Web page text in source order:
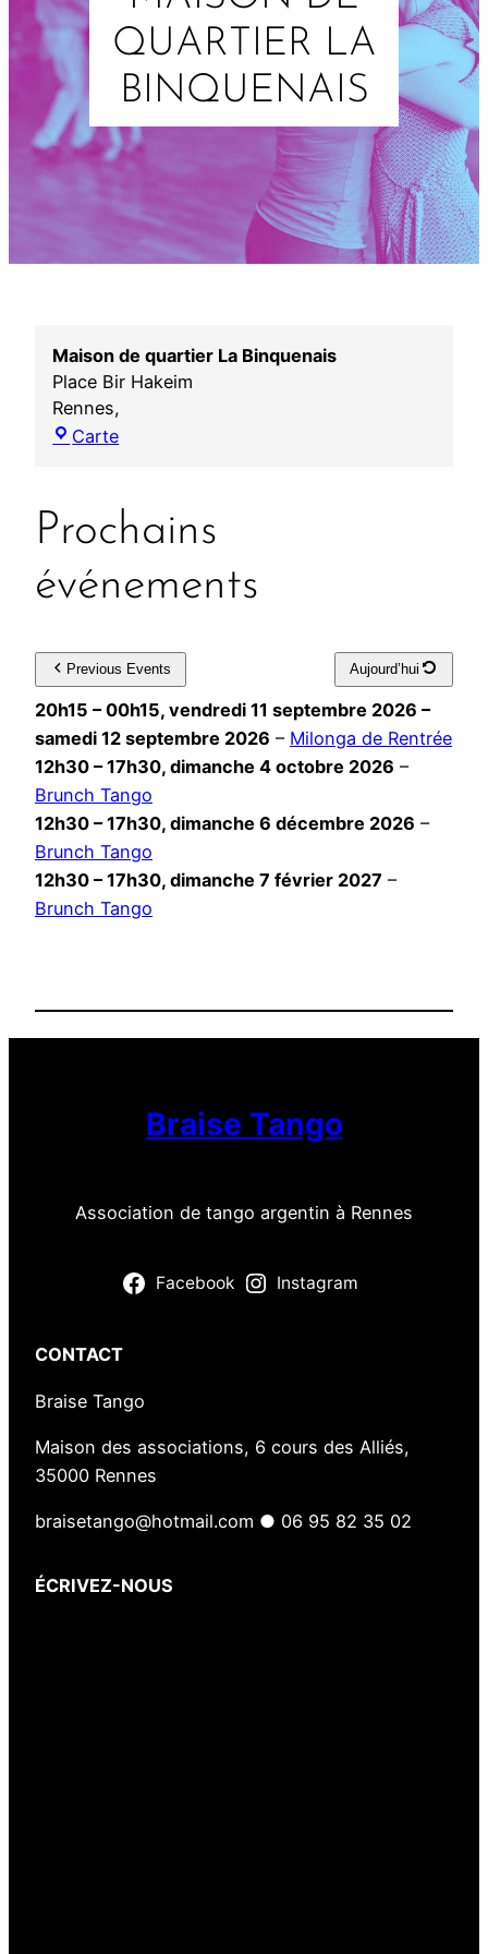
QUARTIER LA
BINQUENAIS
Maison de quartier La Binquenais
Place Bir Hakeim
Rennes,
CarteM
s
o
d
u
r
t
i
e
r
L
a
B
u
e
Prochains
événements
Previous Events Aujourd’hui
20h15 – 00h15, vendredi 11 septembre 2026 –
samedi 12 septembre 2026 – Milonga de Rentrée
12h30 – 17h30, dimanche 4 octobre 2026 –
Brunch Tango
12h30 – 17h30, dimanche 6 décembre 2026 –
Brunch Tango
12h30 – 17h30, dimanche 7 février 2027 –
Brunch Tango
Braise Tango
Association de tango argentin à Rennes
Facebook Instagram
CONTACT
Braise Tango
Maison des associations, 6 cours des Alliés,
35000 Rennes
braisetango@hotmail.com ● 06 95 82 35 02
ÉCRIVEZ-NOUS